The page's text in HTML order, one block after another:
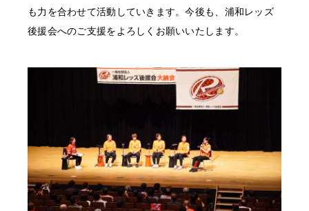
も力を合わせて活動していきます。今後も、浦和レッズ
後援会へのご支援をよろしくお願いいたします。